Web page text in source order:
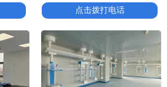
点击拨打电话